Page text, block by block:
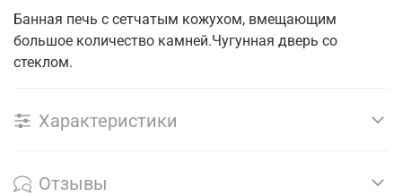
Банная печь с сетчатым кожухом, вмещающим
большое количество камней.Чугунная дверь со
стеклом.
Характеристики
Отзывы